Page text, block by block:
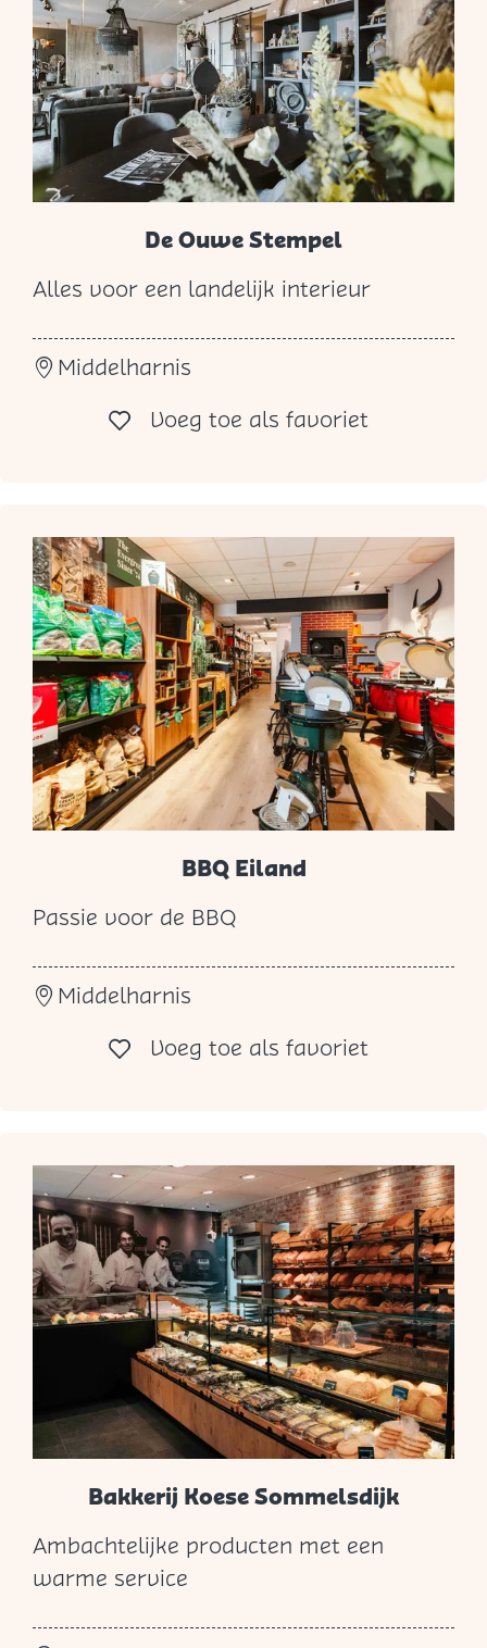
De Ouwe Stempel
D
e
O
t
e
m
p
e
l
Alles voor een landelijk interieur
Middelharnis
Voeg toe als favoriet
BBQ Eiland
B
B
Q
n
d
Passie voor de BBQ
Middelharnis
Voeg toe als favoriet
Bakkerij Koese Sommelsdijk
B
a
k
Ambachtelijke producten met een
warme service